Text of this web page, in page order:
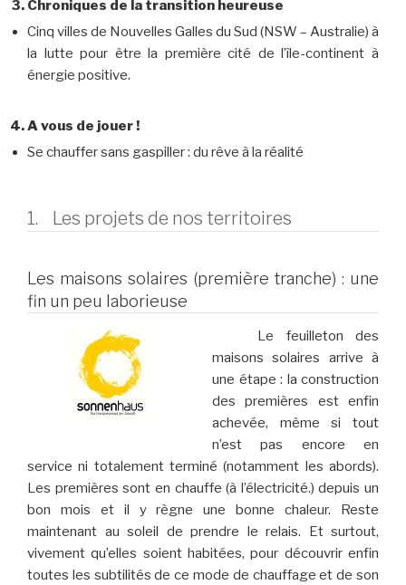
Chroniques de la transition heureuse
Cinq villes de Nouvelles Galles du Sud (NSW – Australie) à
la lutte pour être la première cité de l’île-continent à
énergie positive.
A vous de jouer !
Se chauffer sans gaspiller : du rêve à la réalité
1. Les projets de nos territoires
Les maisons solaires (première tranche) : une
fin un peu laborieuse
Le feuilleton des
maisons solaires arrive à
une étape : la construction
des premières est enfin
achevée, même si tout
n’est pas encore en
service ni totalement terminé (notamment les abords).
Les premières sont en chauffe (à l’électricité.) depuis un
bon mois et il y règne une bonne chaleur. Reste
maintenant au soleil de prendre le relais. Et surtout,
vivement qu’elles soient habitées, pour découvrir enfin
toutes les subtilités de ce mode de chauffage et de son